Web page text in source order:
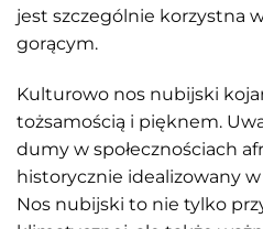
jest szczególnie korzystna
gorącym.
Kulturowo nos nubijski
tożsamością i pięknem.
dumy w społecznościach
historycznie idealizowany
Nos nubijski to nie tylko